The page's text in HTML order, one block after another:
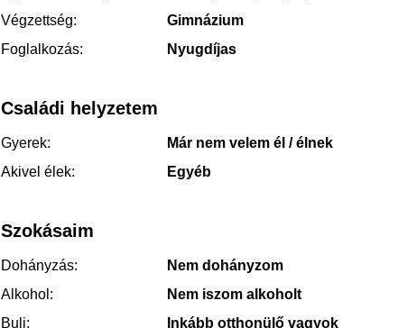
Végzettség:
Gimnázium
Foglalkozás:
Nyugdíjas
Családi helyzetem
Gyerek:
Már nem velem él / élnek
Akivel élek:
Egyéb
Szokásaim
Dohányzás:
Nem dohányzom
Alkohol:
Nem iszom alkoholt
Buli:
Inkább otthonülő vagyok